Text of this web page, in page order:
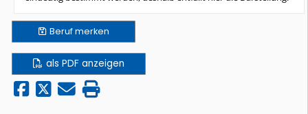
Berufmerken
als PDF anzeigen